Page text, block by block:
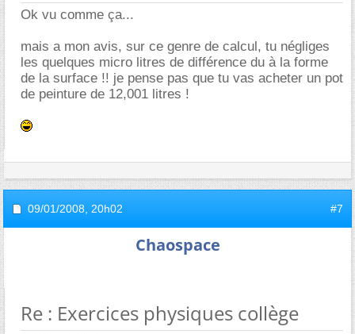
Ok vu comme ça...
mais a mon avis, sur ce genre de calcul, tu négliges
les quelques micro litres de différence du à la forme
de la surface !! je pense pas que tu vas acheter un pot
de peinture de 12,001 litres !
09/01/2008, 20h02 #7
Chaospace
Re : Exercices physiques collège